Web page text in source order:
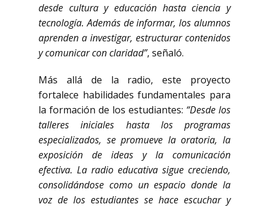
desde cultura y educación hasta ciencia y
tecnología. Además de informar, los alumnos
aprenden a investigar, estructurar contenidos
y comunicar con claridad”, señaló.
Más allá de la radio, este proyecto
fortalece habilidades fundamentales para
la formación de los estudiantes: “Desde los
talleres iniciales hasta los programas
especializados, se promueve la oratoria, la
exposición de ideas y la comunicación
efectiva. La radio educativa sigue creciendo,
consolidándose como un espacio donde la
voz de los estudiantes se hace escuchar y